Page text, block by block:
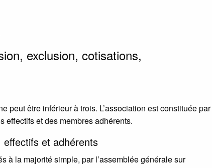
exclusion, cotisations,
peut être inférieur à trois. L’association est constituée par
effectifs et des membres adhérents.
effectifs et adhérents
à la majorité simple, par l’assemblée générale sur